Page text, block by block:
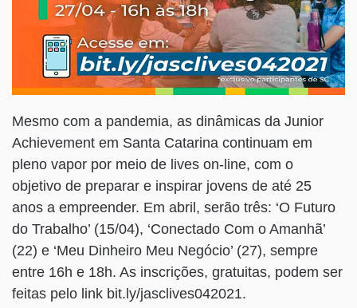
Mesmo com a pandemia, as dinâmicas da Junior
Achievement em Santa Catarina continuam em
pleno vapor por meio de lives on-line, com o
objetivo de preparar e inspirar jovens de até 25
anos a empreender. Em abril, serão três: ‘O Futuro
do Trabalho’ (15/04), ‘Conectado Com o Amanhã’
(22) e ‘Meu Dinheiro Meu Negócio’ (27), sempre
entre 16h e 18h. As inscrições, gratuitas, podem ser
feitas pelo link bit.ly/jasclives042021.